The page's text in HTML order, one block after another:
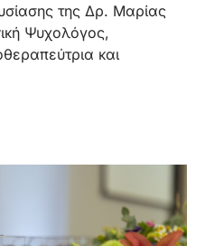
της Δρ. Μαρίας
Ψυχολόγος,
και